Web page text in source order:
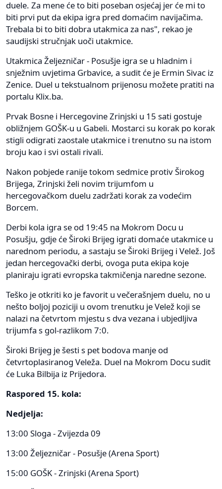
duele. Za mene će to biti poseban osjećaj jer će mi to
biti prvi put da ekipa igra pred domaćim navijačima.
Trebala bi to biti dobra utakmica za nas", rekao je
saudijski stručnjak uoči utakmice.
Utakmica Željezničar - Posušje igra se u hladnim i
snježnim uvjetima Grbavice, a sudit će je Ermin Sivac iz
Zenice. Duel u tekstualnom prijenosu možete pratiti na
portalu Klix.ba.
Prvak Bosne i Hercegovine Zrinjski u 15 sati gostuje
obližnjem GOŠK-u u Gabeli. Mostarci su korak po korak
stigli odigrati zaostale utakmice i trenutno su na istom
broju kao i svi ostali rivali.
Nakon pobjede ranije tokom sedmice protiv Širokog
Brijega, Zrinjski želi novim trijumfom u
hercegovačkom duelu zadržati korak za vodećim
Borcem.
Derbi kola igra se od 19:45 na Mokrom Docu u
Posušju, gdje će Široki Brijeg igrati domaće utakmice u
narednom periodu, a sastaju se Široki Brijeg i Velež. Još
jedan hercegovački derbi, ovoga puta ekipa koje
planiraju igrati evropska takmičenja naredne sezone.
Teško je otkriti ko je favorit u večerašnjem duelu, no u
nešto boljoj poziciji u ovom trenutku je Velež koji se
nalazi na četvrtom mjestu s dva vezana i ubjedljiva
trijumfa s gol-razlikom 7:0.
Široki Brijeg je šesti s pet bodova manje od
četvrtoplasiranog Veleža. Duel na Mokrom Docu sudit
će Luka Bilbija iz Prijedora.
Raspored 15. kola:
Nedjelja:
13:00 Sloga - Zvijezda 09
13:00 Željezničar - Posušje (Arena Sport)
15:00 GOŠK - Zrinjski (Arena Sport)